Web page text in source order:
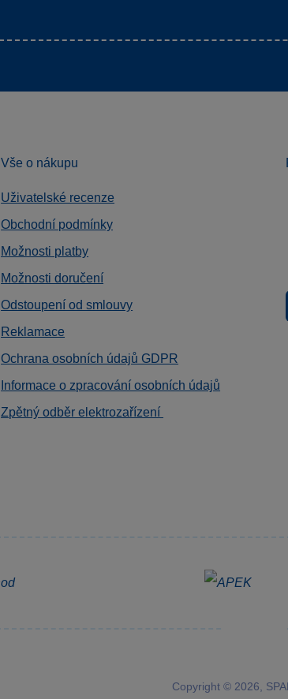
Vše o nákupu
Uživatelské recenze
Obchodní podmínky
Možnosti platby
Možnosti doručení
Odstoupení od smlouvy
Reklamace
Ochrana osobních údajů GDPR
Informace o zpracování osobních údajů
Zpětný odběr elektrozařízení
Copyright © 2026,